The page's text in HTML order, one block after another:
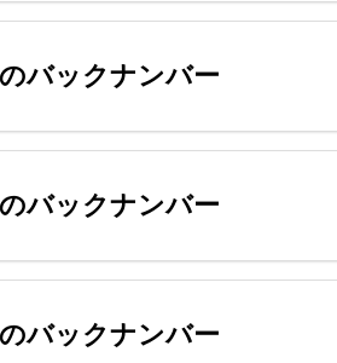
バックナンバー
バックナンバー
バックナンバー